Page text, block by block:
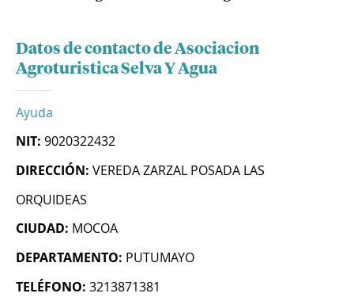
Datos de contacto de Asociacion
Agroturistica Selva Y Agua
Ayuda
NIT: 9020322432
DIRECCIÓN: VEREDA ZARZAL POSADA LAS
ORQUIDEAS
CIUDAD: MOCOA
DEPARTAMENTO: PUTUMAYO
TELÉFONO: 3213871381